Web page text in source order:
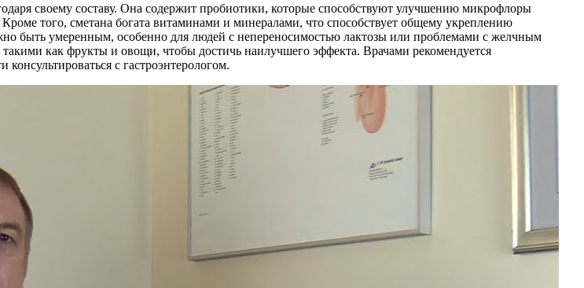
своему составу. Она содержит пробиотики, которые способствуют улучшению микрофлоры
того, сметана богата витаминами и минералами, что способствует общему укреплению
быть умеренным, особенно для людей с непереносимостью лактозы или проблемами с желчным
как фрукты и овощи, чтобы достичь наилучшего эффекта. Врачами рекомендуется
с гастроэнтерологом.